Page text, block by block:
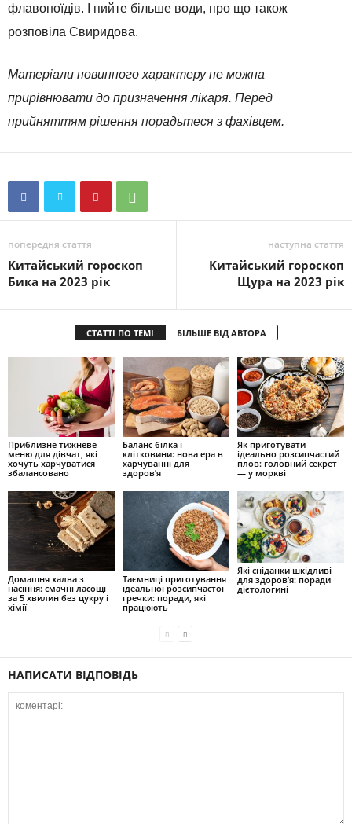
флавоноїдів. І пийте більше води, про що також
розповіла Свиридова.
Матеріали новинного характеру не можна
прирівнювати до призначення лікаря. Перед
прийняттям рішення порадьтеся з фахівцем.
попередня стаття
Китайський гороскоп
Бика на 2023 рік
наступна стаття
Китайський гороскоп
Щура на 2023 рік
СТАТТІ ПО ТЕМІ БІЛЬШЕ ВІД АВТОРА
Приблизне тижневе
меню для дівчат, які
хочуть харчуватися
збалансовано
Баланс білка і
клітковини: нова ера в
харчуванні для
здоров’я
Як приготувати
ідеально розсипчастий
плов: головний секрет
— у моркві
Домашня халва з
насіння: смачні ласощі
за 5 хвилин без цукру і
хімії
Таємниці приготування
ідеальної розсипчастої
гречки: поради, які
працюють
Які сніданки шкідливі
для здоров’я: поради
дієтологині
НАПИСАТИ ВІДПОВІДЬ